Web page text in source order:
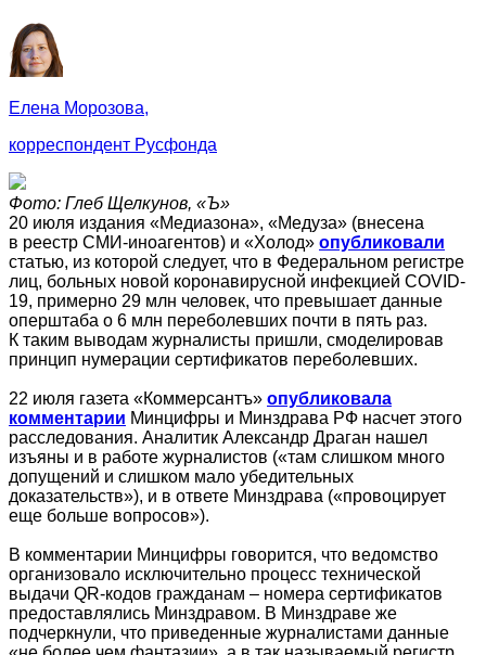
Елена Морозова,
корреспондент Русфонда
Фото: Глеб Щелкунов, «Ъ»
20 июля издания «Медиазона», «Медуза» (внесена
в реестр СМИ-иноагентов) и «Холод» опубликовали
статью, из которой следует, что в Федеральном регистре
лиц, больных новой коронавирусной инфекцией COVID-
19, примерно 29 млн человек, что превышает данные
оперштаба о 6 млн переболевших почти в пять раз.
К таким выводам журналисты пришли, смоделировав
принцип нумерации сертификатов переболевших.
22 июля газета «Коммерсантъ» опубликовала
комментарии Минцифры и Минздрава РФ насчет этого
расследования. Аналитик Александр Драган нашел
изъяны и в работе журналистов («там слишком много
допущений и слишком мало убедительных
доказательств»), и в ответе Минздрава («провоцирует
еще больше вопросов»).
В комментарии Минцифры говорится, что ведомство
организовало исключительно процесс технической
выдачи QR-кодов гражданам – номера сертификатов
предоставлялись Минздравом. В Минздраве же
подчеркнули, что приведенные журналистами данные